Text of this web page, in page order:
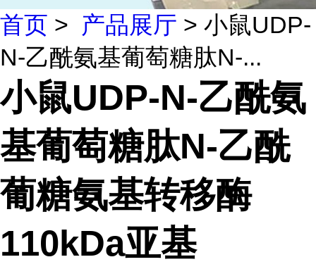
首页 > 产品展厅 > 小鼠UDP-
N-乙酰氨基葡萄糖肽N-...
小鼠UDP-N-乙酰氨
基葡萄糖肽N-乙酰
葡糖氨基转移酶
110kDa亚基